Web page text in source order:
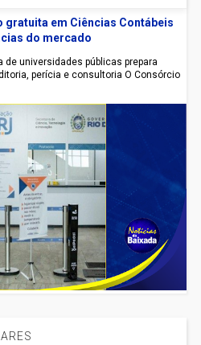
gratuita em Ciências Contábeis
do mercado
universidades públicas prepara
perícia e consultoria O Consórcio